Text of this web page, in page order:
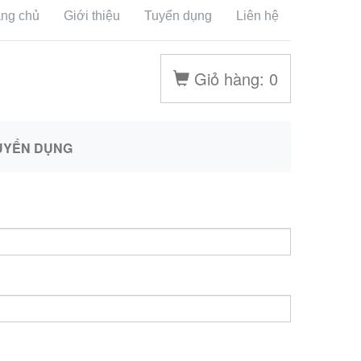
chủ Giới thiệu Tuyển dụng Liên hệ
Giỏ hàng: 0
DỤNG